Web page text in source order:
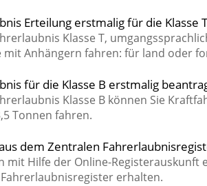
Erteilung erstmalig für die Klasse
Klasse T,
mit Anhängern fahren: für land oder
für die Klasse B erstmalig
Klasse B können Sie
Tonnen fahren.
dem Zentralen
mit Hilfe der Online-
erhalten.